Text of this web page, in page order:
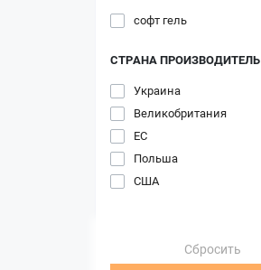
софт гель
СТРАНА ПРОИЗВОДИТЕЛЬ
Украина
Великобритания
ЕС
Польша
США
Сбросить